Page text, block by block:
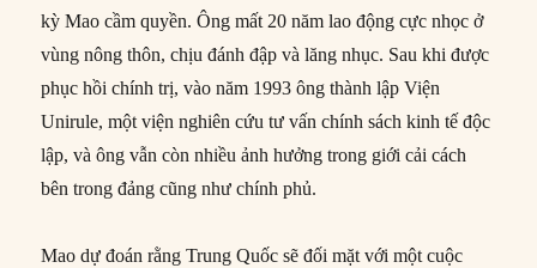
kỳ Mao cầm quyền. Ông mất 20 năm lao động cực nhọc ở
vùng nông thôn, chịu đánh đập và lăng nhục. Sau khi được
phục hồi chính trị, vào năm 1993 ông thành lập Viện
Unirule, một viện nghiên cứu tư vấn chính sách kinh tế độc
lập, và ông vẫn còn nhiều ảnh hưởng trong giới cải cách
bên trong đảng cũng như chính phủ.
Mao dự đoán rằng Trung Quốc sẽ đối mặt với một cuộc